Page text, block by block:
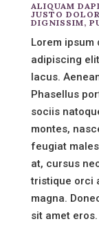
ALIQUAM
JUSTO
DIGNISSIM,
Lorem
adipiscing
lacus.
Phasellus
sociis
montes,
feugiat
at, cursus
tristique orci
magna.
sit amet